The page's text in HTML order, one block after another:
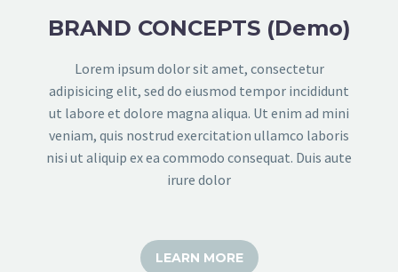
BRAND CONCEPTS (Demo)
Lorem ipsum dolor sit amet, consectetur
adipisicing elit, sed do eiusmod tempor incididunt
ut labore et dolore magna aliqua. Ut enim ad mini
veniam, quis nostrud exercitation ullamco laboris
nisi ut aliquip ex ea commodo consequat. Duis aute
irure dolor
LEARN MORE